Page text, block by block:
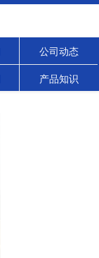
公司动态
产品知识